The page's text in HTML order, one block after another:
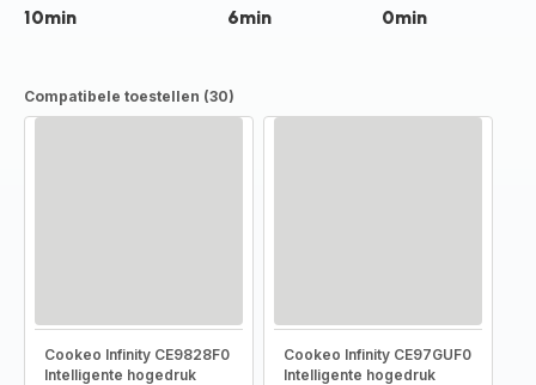
10min 6min 0min
Compatibele toestellen (30)
Cookeo Infinity CE9828F0
Intelligente hogedruk
Cookeo Infinity CE97GUF0
Intelligente hogedruk